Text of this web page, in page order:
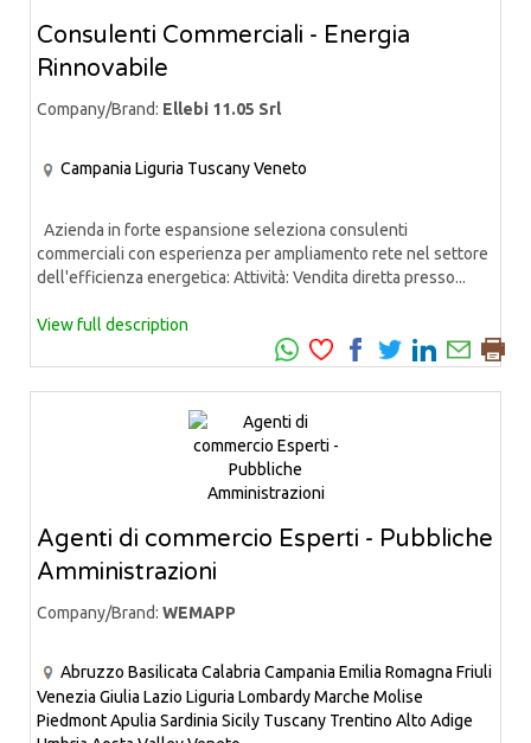
Consulenti Commerciali - Energia
Rinnovabile
Company/Brand: Ellebi 11.05 Srl
Campania Liguria TuscanyVeneto
Azienda in forte espansione seleziona consulenti
commerciali con esperienza per ampliamento rete nel settore
dell'efficienza energetica: Attività: Vendita diretta presso...
View full description
Agenti di commercio Esperti - Pubbliche
Amministrazioni
Company/Brand: WEMAPP
Abruzzo Basilicata Calabria Campania Emilia Romagna Friuli
Venezia Giulia Lazio Liguria LombardyMarche Molise
PiedmontApulia Sardinia Sicily Tuscany Trentino Alto Adige